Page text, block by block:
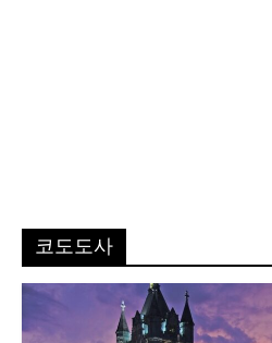
코도도사